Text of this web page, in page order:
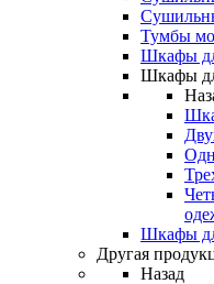
Тумбы
Шкафы
Шкафы
Шкафы
Другая
Назад